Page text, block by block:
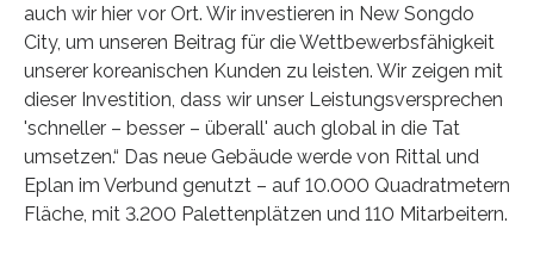
auch wir hier vor Ort. Wir investieren in New Songdo
City, um unseren Beitrag für die Wettbewerbsfähigkeit
unserer koreanischen Kunden zu leisten. Wir zeigen mit
dieser Investition, dass wir unser Leistungsversprechen
'schneller – besser – überall' auch global in die Tat
umsetzen.“ Das neue Gebäude werde von Rittal und
Eplan im Verbund genutzt – auf 10.000 Quadratmetern
Fläche, mit 3.200 Palettenplätzen und 110 Mitarbeitern.